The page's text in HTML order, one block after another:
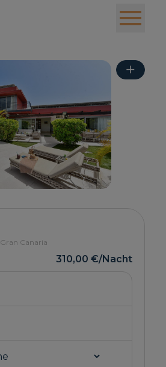
+
Gran Canaria
310,00 €/Nacht